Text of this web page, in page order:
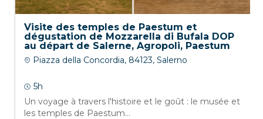
Visite des temples de Paestum et
dégustation de Mozzarella di Bufala DOP
au départ de Salerne, Agropoli, Paestum
et Ascea.
Piazza della Concordia, 84123, Salerno
5h
Un voyage à travers l'histoire et le goût : le musée et
les temples de Paestum...